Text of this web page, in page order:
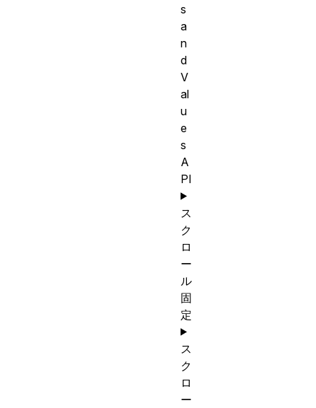
s
a
n
d
V
al
u
e
s
A
PI
ス
ク
ロ
ー
ル
固
定
ス
ク
ロ
ー